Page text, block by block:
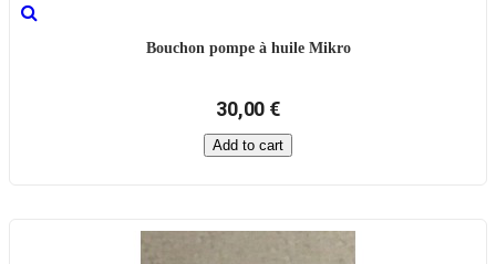
Bouchon pompe à huile Mikro
30,00 €
Add to cart